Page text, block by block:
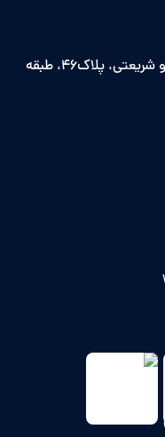
خیابان میرداماد، بین میدان مادر و شریعتی، پلاک46، طبقه